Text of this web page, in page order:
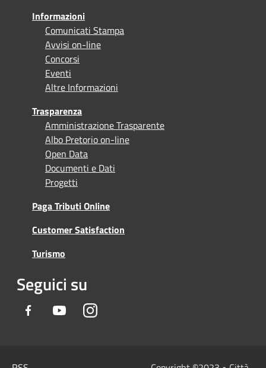
Informazioni
Comunicati Stampa
Avvisi on-line
Concorsi
Eventi
Altre Informazioni
Trasparenza
Amministrazione Trasparente
Albo Pretorio on-line
Open Data
Documenti e Dati
Progetti
Paga Tributi Online
Customer Satisfaction
Turismo
Seguici su
Facebook YoutubeInstagram